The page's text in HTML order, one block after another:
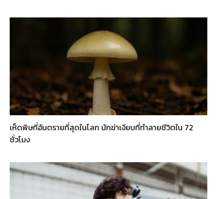
เห็ดพิษที่อันตรายที่สุดในโลก นักฆ่าเงียบที่ทำลายชีวิตใน 72
ชั่วโมง